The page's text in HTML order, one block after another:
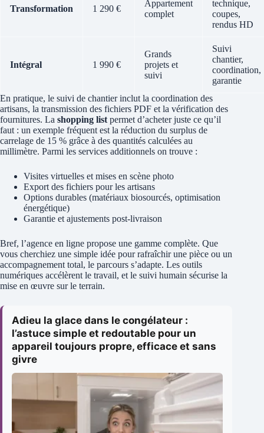
Transformation 1 290 €
Appartement
complet
technique,
coupes,
rendus HD
Intégral 1 990 €
Grands
projets et
suivi
Suivi
chantier,
coordination,
garantie
En pratique, le suivi de chantier inclut la coordination des
artisans, la transmission des fichiers PDF et la vérification des
fournitures. La shopping list permet d’acheter juste ce qu’il
faut : un exemple fréquent est la réduction du surplus de
carrelage de 15 % grâce à des quantités calculées au
millimètre. Parmi les services additionnels on trouve :
Visites virtuelles et mises en scène photo
Export des fichiers pour les artisans
Options durables (matériaux biosourcés, optimisation
énergétique)
Garantie et ajustements post-livraison
Bref, l’agence en ligne propose une gamme complète. Que
vous cherchiez une simple idée pour rafraîchir une pièce ou un
accompagnement total, le parcours s’adapte. Les outils
numériques accélèrent le travail, et le suivi humain sécurise la
mise en œuvre sur le terrain.
Adieu la glace dans le congélateur :
l’astuce simple et redoutable pour un
appareil toujours propre, efficace et sans
givre